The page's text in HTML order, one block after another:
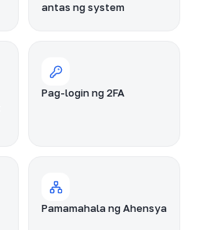
antas ng system
Pag-login ng 2FA
Pamamahala ng Ahensya